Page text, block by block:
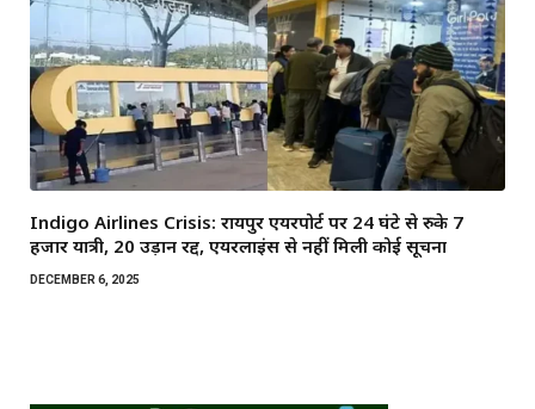
Indigo Airlines Crisis: रायपुर एयरपोर्ट पर 24 घंटे से रुके 7
हजार यात्री, 20 उड़ानें रद्द, एयरलाइंस से नहीं मिली कोई सूचना
DECEMBER 6, 2025